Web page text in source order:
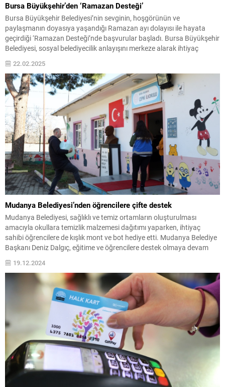
Bursa Büyükşehir’den ‘Ramazan Desteği’
Bursa Büyükşehir Belediyesi’nin sevginin, hoşgörünün ve
paylaşmanın doyasıya yaşandığı Ramazan ayı dolayısı ile hayata
geçirdiği ‘Ramazan Desteği’nde başvurular başladı. Bursa Büyükşehir
Belediyesi, sosyal belediyecilik anlayışını merkeze alarak ihtiyaç
sahiplerine destek olmaya devam ediyor. Sosyal Hizmetler Dairesi
Başkanlığı aracılığıyla ihtiyaç sahibi vatandaşlara destek çekleri
dağıtan, Burskoop aracılığıyla öğrencilerine eğitim...
22.02.2025
Mudanya Belediyesi’nden öğrencilere çifte destek
Mudanya Belediyesi, sağlıklı ve temiz ortamların oluşturulması
amacıyla okullara temizlik malzemesi dağıtımı yaparken, ihtiyaç
sahibi öğrencilere de kışlık mont ve bot hediye etti. Mudanya Belediye
Başkanı Deniz Dalgıç, eğitime ve öğrencilere destek olmaya devam
edeceklerini söyledi. ...
19.12.2024